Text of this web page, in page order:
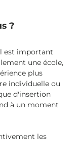
?
est important
une école,
plus
individuelle ou
d'insertion
à un moment
les